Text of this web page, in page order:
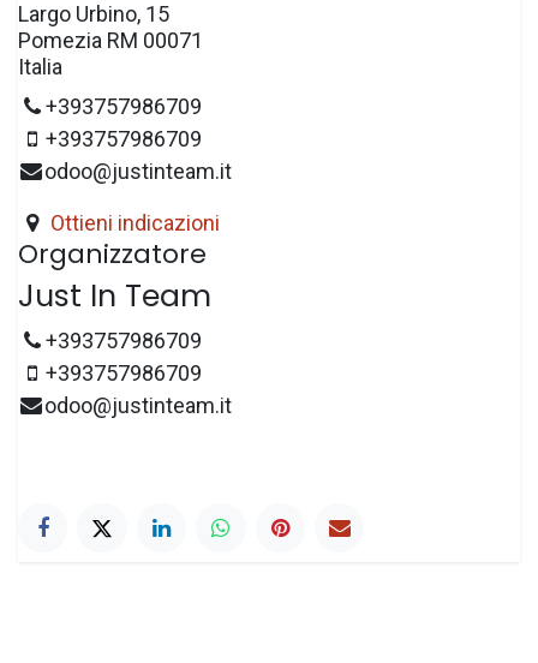
Largo Urbino, 15
Pomezia RM 00071
Italia
+393757986709
+393757986709
odoo@justinteam.it
Ottieni indicazioni
Organizzatore
Just In Team
+393757986709
+393757986709
odoo@justinteam.it